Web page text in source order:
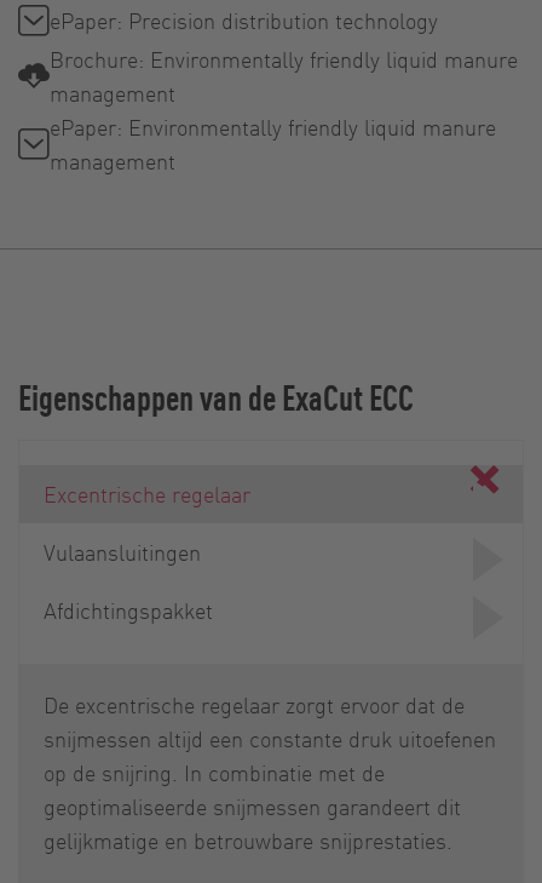
ePaper: Precision distribution technology
Brochure: Environmentally friendly liquid manure
management
ePaper: Environmentally friendly liquid manure
management
Eigenschappen van de ExaCut ECC
Excentrische regelaar
Vulaansluitingen
Afdichtingspakket
De excentrische regelaar zorgt ervoor dat de
snijmessen altijd een constante druk uitoefenen
op de snijring. In combinatie met de
geoptimaliseerde snijmessen garandeert dit
gelijkmatige en betrouwbare snijprestaties.